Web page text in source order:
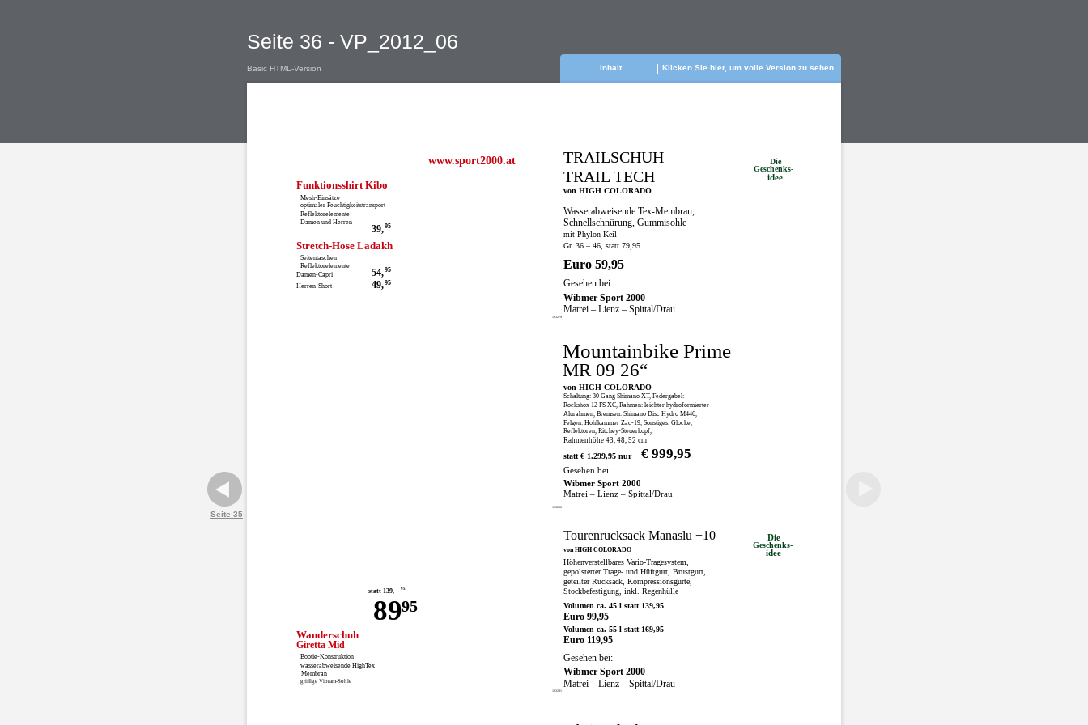
Seite 36 - VP_2012_06
Basic HTML-Version Klicken Sie hier, um volle Version zu sehen
Inhalt
Seite 35
Wanderschuh
Giretta Mid
Bootie-Konstruktion
wasserabweisende HighTex
Membran
griffige Vibram-Sohle
www.sport2000.at
Funktionsshirt Kibo
Mesh-Einsätze
optimaler Feuchtigkeitstransport
Reflektorelemente
Damen und Herren
39,95
Stretch-Hose Ladakh
Seitentaschen
Reflektorelemente
Damen-Capri
54,95
Herren-Short 49,95
8995
statt 139, 95
Mountainbike Prime
MR 09 26“
von HIGH COLORADO
Schaltung: 30 Gang Shimano XT, Federgabel:
Rockshox 12 FS XC, Rahmen: leichter hydroformierter
Alurahmen, Bremsen: Shimano Disc Hydro M446,
Felgen: Hohlkammer Zac-19, Sonstiges: Glocke,
Reflektoren, Ritchey-Steuerkopf,
Rahmenhöhe 43, 48, 52 cm
statt € 1.299,95 nur € 999,95
Gesehen bei:
Wibmer Sport 2000
Matrei – Lienz – Spittal/Drau
103280
TRAILSCHUH
TRAIL TECH
von HIGH COLORADO
Wasserabweisende Tex-Membran,
Schnellschnürung, Gummisohle
mit Phylon-Keil
Gr. 36 – 46, statt 79,95
Euro 59,95
Gesehen bei:
Wibmer Sport 2000
Matrei – Lienz – Spittal/Drau
103279
Die
Geschenks-
idee
Tourenrucksack Manaslu +10
von HIGH COLORADO
Höhenverstellbares Vario-Tragesystem,
gepolsterter Trage- und Hüftgurt, Brustgurt,
geteilter Rucksack, Kompressionsgurte,
Stockbefestigung, inkl. Regenhülle
Volumen ca. 45 l statt 139,95
Euro 99,95
Volumen ca. 55 l statt 169,95
Euro 119,95
Gesehen bei:
Wibmer Sport 2000
Matrei – Lienz – Spittal/Drau
103281
Die
Geschenks-
idee